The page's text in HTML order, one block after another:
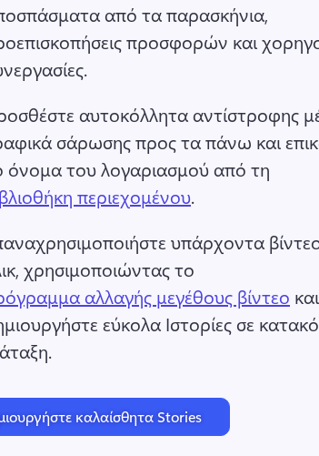
από τα παρασκήνια,
προσφορών και
αυτοκόλλητα αντίστροφης
σάρωσης προς τα πάνω και
όνομα του λογαριασμού από τη
περιεχομένου.
υπάρχοντα
χρησιμοποιώντας το
αλλαγής μεγέθους βίντεο και
εύκολα Ιστορίες σε
καλαίσθητα Stories